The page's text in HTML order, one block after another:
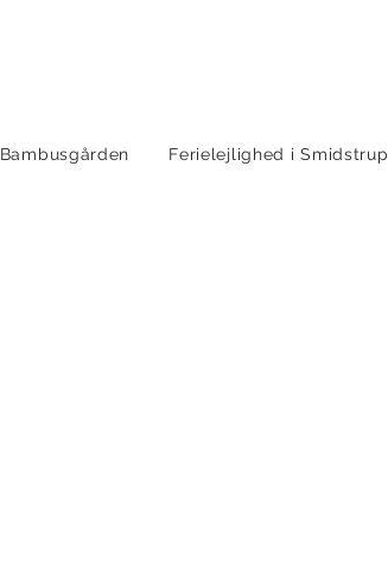
Bambusgården Ferielejlighed i Smidstrup